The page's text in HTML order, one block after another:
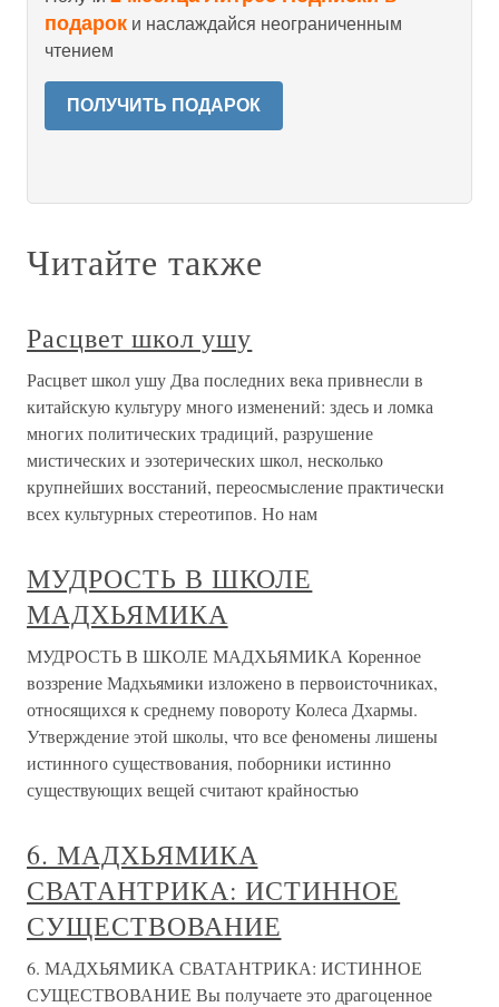
подарок и наслаждайся неограниченным
чтением
ПОЛУЧИТЬ ПОДАРОК
Читайте также
Расцвет школ ушу
Расцвет школ ушу Два последних века привнесли в
китайскую культуру много изменений: здесь и ломка
многих политических традиций, разрушение
мистических и эзотерических школ, несколько
крупнейших восстаний, переосмысление практически
всех культурных стереотипов. Но нам
МУДРОСТЬ В ШКОЛЕ
МАДХЬЯМИКА
МУДРОСТЬ В ШКОЛЕ МАДХЬЯМИКА Коренное
воззрение Мадхьямики изложено в первоисточниках,
относящихся к среднему повороту Колеса Дхармы.
Утверждение этой школы, что все феномены лишены
истинного существования, поборники истинно
существующих вещей считают крайностью
6. МАДХЬЯМИКА
СВАТАНТРИКА: ИСТИННОЕ
СУЩЕСТВОВАНИЕ
6. МАДХЬЯМИКА СВАТАНТРИКА: ИСТИННОЕ
СУЩЕСТВОВАНИЕ Вы получаете это драгоценное